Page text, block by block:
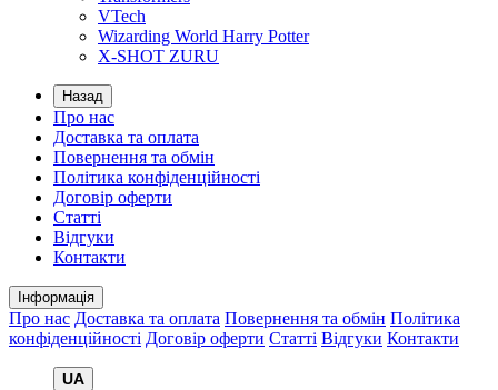
VTech
Wizarding World Harry Potter
X-SHOT ZURU
Назад
Про нас
Доставка та оплата
Повернення та обмін
Політика конфіденційності
Договір оферти
Статті
Відгуки
Контакти
Інформація
Про нас Доставка та оплата Повернення та обмін Політика
конфіденційності Договір оферти Статті Відгуки Контакти
UA